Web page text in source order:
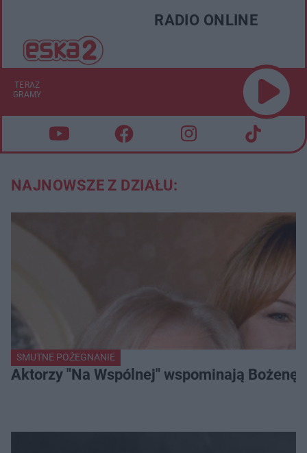
RADIO ONLINE
TERAZ
GRAMY
NAJNOWSZE Z DZIAŁU:
SMUTNE POŻEGNANIE
Aktorzy "Na Wspólnej" wspominają Bożenę